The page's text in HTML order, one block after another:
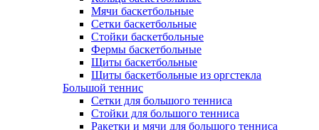
Мячи баскетбольные
Сетки баскетбольные
Стойки баскетбольные
Фермы баскетбольные
Щиты баскетбольные
Щиты баскетбольные из оргстекла
Большой теннис
Сетки для большого тенниса
Стойки для большого тенниса
Ракетки и мячи для большого тенниса